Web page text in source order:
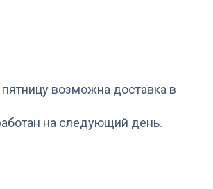
Код: 6660763
Лопатка RONDELL RD-
657 Intense
возможна доставка в
на следующий день.